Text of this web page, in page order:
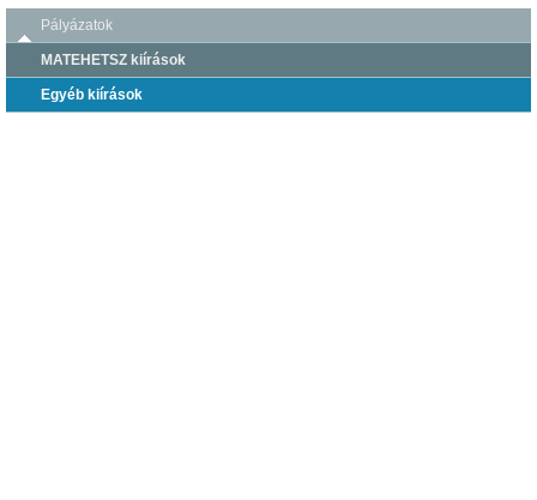
Pályázatok
MATEHETSZ kiírások
Egyéb kiírások